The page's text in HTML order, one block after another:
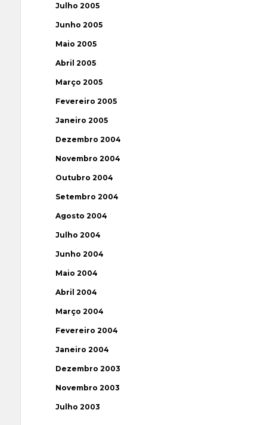
Julho 2005
Junho 2005
Maio 2005
Abril 2005
Março 2005
Fevereiro 2005
Janeiro 2005
Dezembro 2004
Novembro 2004
Outubro 2004
Setembro 2004
Agosto 2004
Julho 2004
Junho 2004
Maio 2004
Abril 2004
Março 2004
Fevereiro 2004
Janeiro 2004
Dezembro 2003
Novembro 2003
Julho 2003